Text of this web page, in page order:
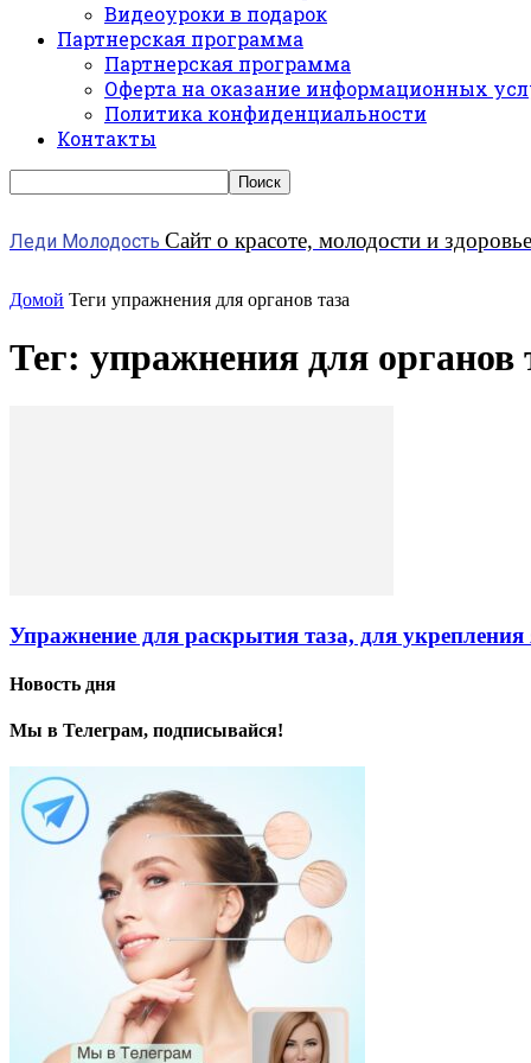
Видеоуроки в подарок
Партнерская программа
Партнерская программа
Оферта на оказание информационных
Политика конфиденциальности
Контакты
Леди Молодость Сайт о красоте, молодости и здоровье
Домой Теги упражнения для органов таза
Тег: упражнения для органов
Упражнение для раскрытия таза, для укрепления
Новость дня
Мы в Телеграм, подписывайся!